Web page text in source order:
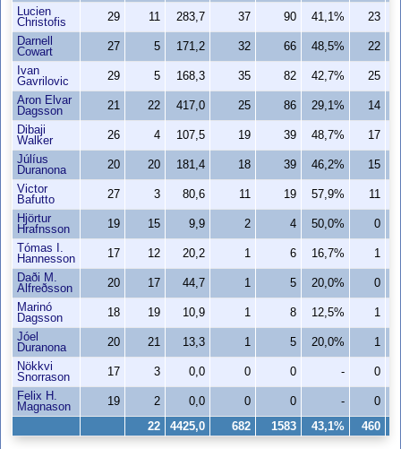
Lucien
Christofis
29 11 283,7 37 90 41,1%
23
Darnell
Cowart
27 5 171,2 32 66 48,5%
22
Ivan
Gavrilovic
29 5 168,3 35 82 42,7%
25
Aron Elvar
Dagsson
21 22 417,0 25 86 29,1%
14
Dibaji
Walker
26 4 107,5 19 39 48,7%
17
Júlíus
Duranona
20 20 181,4 18 39 46,2%
15
Victor
Bafutto
27 3 80,6 11 19 57,9%
11
Hjörtur
Hrafnsson
19 15 9,9 2 4 50,0%
0
Tómas I.
Hannesson
17 12 20,2 1 6 16,7%
1
Daði M.
Alfreðsson
20 17 44,7 1 5 20,0%
0
Marinó
Dagsson
18 19 10,9 1 8 12,5%
1
Jóel
Duranona
20 21 13,3 1 5 20,0%
1
Nökkvi
Snorrason
17 3 0,0 0 0 -
0
Felix H.
Magnason
19 2 0,0 0 0 - 0
22 4425,0 682 1583 43,1% 460